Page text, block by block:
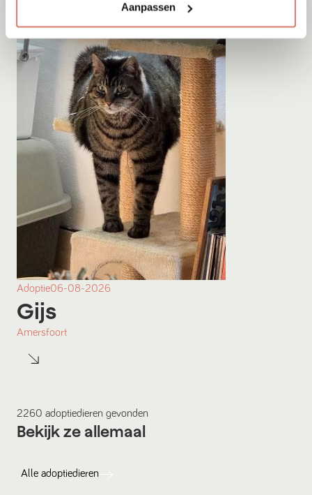
Aanpassen
Adoptie06-08-2026
Gijs
Amersfoort
2260 adoptiedieren gevonden
Bekijk ze allemaal
Alle adoptiedieren